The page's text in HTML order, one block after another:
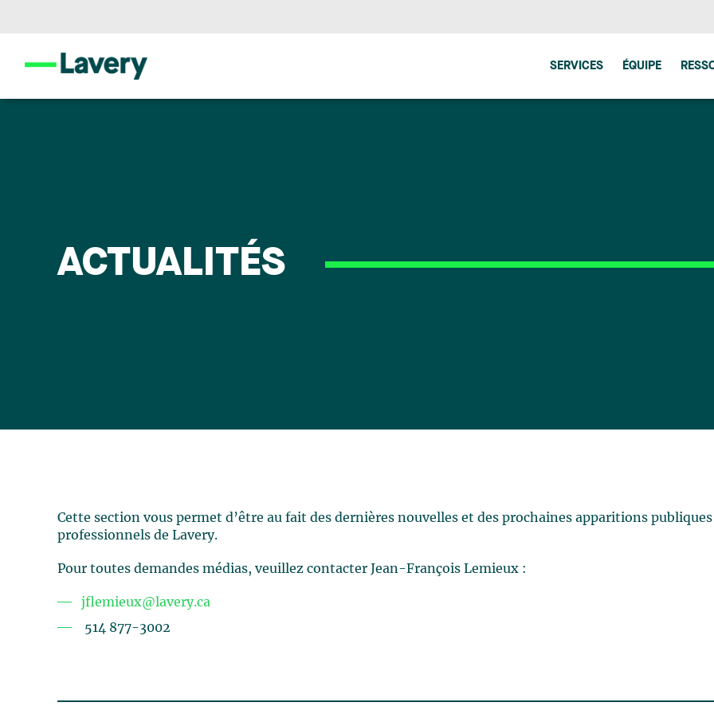
SERVICES ÉQUIPE
ACTUALITÉS
Cette section vous permet d’être au fait des dernières nouvelles et des prochaines apparitions publiques
professionnels de Lavery.
Pour toutes demandes médias, veuillez contacter Jean-François Lemieux :
jflemieux@lavery.ca
514 877-3002